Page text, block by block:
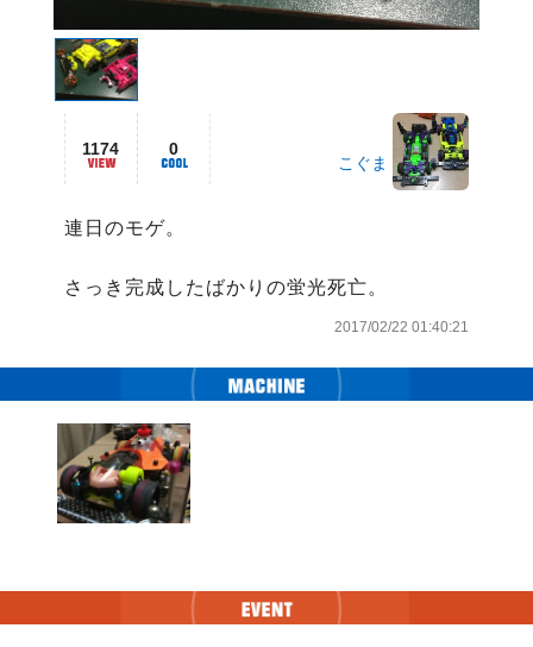
1174 0
こぐま
連日のモゲ。
さっき完成したばかりの蛍光死亡。
2017/02/22 01:40:21